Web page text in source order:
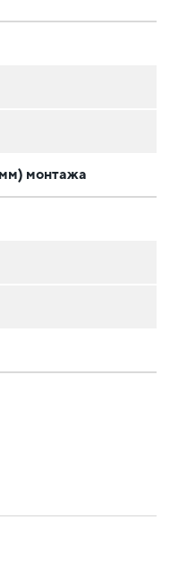
монтажа